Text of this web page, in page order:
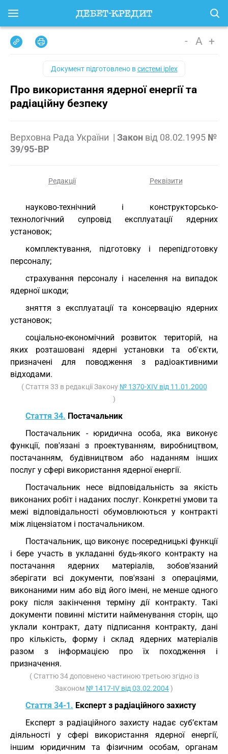
- A +
Документ підготовлено всистемі iplex
Про використання ядерної енергії та
радіаційну безпеку
Верховна Рада України | Закон від 08.02.1995 №
39/95-ВР
Редакції Реквізити
науково-технічний і конструкторсько-
технологічний супровід експлуатації ядерних
установок;
комплектування, підготовку і перепідготовку
персоналу;
страхування персоналу і населення на випадок
ядерної шкоди;
зняття з експлуатації та консервацію ядерних
установок;
соціально-економічний розвиток територій, на
яких розташовані ядерні установки та об'єкти,
призначені для поводження з радіоактивними
відходами.
( Стаття 33 в редакції Закону № 1370-XIV від 11.01.2000
)
Стаття 34. Постачальник
Постачальник - юридична особа, яка виконує
функції, пов'язані з проектуванням, виробництвом,
постачанням, будівництвом або наданням інших
послуг у сфері використання ядерної енергії.
Постачальник несе відповідальність за якість
виконаних робіт і наданих послуг. Конкретні умови та
межі відповідальності обумовлюються у контракті
між ліцензіатом і постачальником.
Постачальник, що виконує посередницькі функції
і бере участь в укладанні будь-якого контракту на
постачання ядерних матеріалів, зобов'язаний
зберігати всі документи, пов'язані з операціями,
виконаними ним або від його імені, не менше одного
року після закінчення терміну дії контракту. Такі
документи повинні містити найменування сторін, що
уклали контракт, дату підписання контракту, дані
про кількість, форму і склад ядерних матеріалів
разом з інформацією про їх походження і
призначення.
( Статтю 34 доповнено частиною третьою згідно із
Законом № 1417-IV від 03.02.2004)
Стаття 34-1. Експерт з радіаційного захисту
Експерт з радіаційного захисту надає суб’єктам
діяльності у сфері використання ядерної енергії,
іншим юридичним та фізичним особам, органам